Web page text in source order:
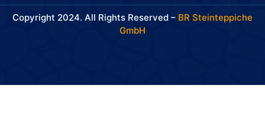
Copyright 2024. All Rights Reserved – BR Steinteppiche
GmbH